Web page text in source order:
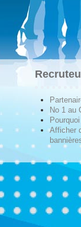
No 1 au
Afficher